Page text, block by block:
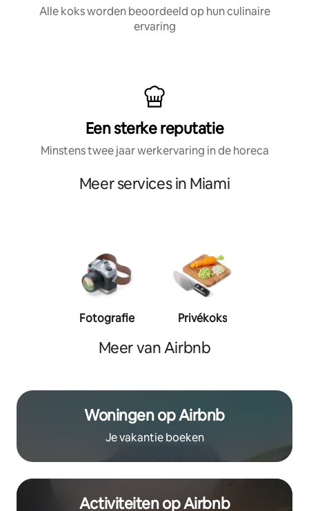
Alle koks worden beoordeeld op hun culinaire
ervaring
Een sterke reputatie
Minstens twee jaar werkervaring in de horeca
Meer services in Miami
Fotografie Privékoks
Meer van Airbnb
Woningen op Airbnb
Je vakantie boeken
Activiteiten op Airbnb